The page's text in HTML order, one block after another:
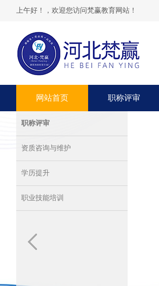
上午好！，欢迎您访问梵赢教育网站！
网站首页 职称评审
职称评审
资质咨询与维护
学历提升
职业技能培训